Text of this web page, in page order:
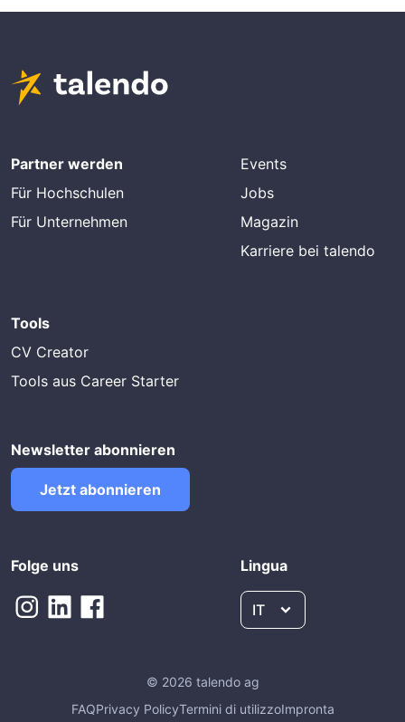
Partner werden
Für Hochschulen
Für Unternehmen
Events
Jobs
Magazin
Karriere bei talendo
Tools
CV Creator
Tools aus Career Starter
Newsletter abonnieren
Jetzt abonnieren
Folge uns Lingua
IT
© 2026 talendo ag
FAQPrivacy PolicyTermini di utilizzoImpronta